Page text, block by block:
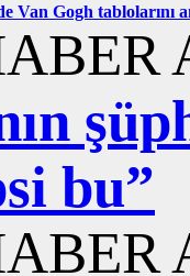
Van Gogh
bu”